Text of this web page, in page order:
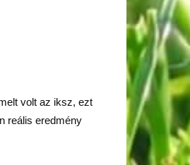
volt az iksz, ezt
reális eredmény